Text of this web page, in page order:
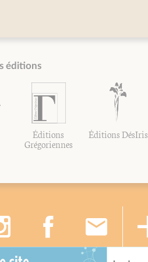
éditions
Éditions
Grégoriennes
Éditions DésIris